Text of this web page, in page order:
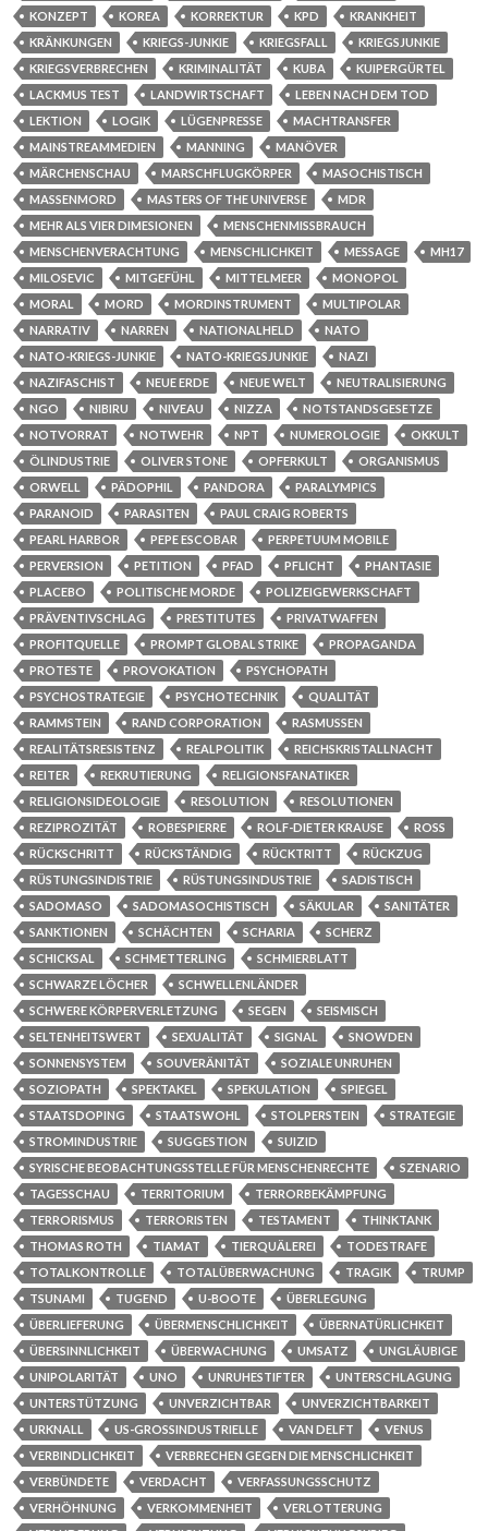
KONZEPT
KOREA KORREKTUR KPD
KRANKHEIT
KRÄNKUNGEN
KRIEGS-JUNKIE KRIEGSFALL
KRIEGSJUNKIE
KRIEGSVERBRECHEN
KRIMINALITÄT KUBA
KUIPERGÜRTEL
LACKMUS TEST
LANDWIRTSCHAFT
LEBEN NACH DEM TOD
LEKTION
LOGIK LÜGENPRESSE
MACHTRANSFER
MAINSTREAMMEDIEN
MANNING
MANÖVER
MÄRCHENSCHAU
MARSCHFLUGKÖRPER
MASOCHISTISCH
MASSENMORD
MASTERS OF THE UNIVERSE
MDR
MEHR ALS VIER DIMESIONEN
MENSCHENMISSBRAUCH
MENSCHENVERACHTUNG
MENSCHLICHKEIT MESSAGE
MH17
MILOSEVIC
MITGEFÜHL MITTELMEER
MONOPOL
MORAL
MORD MORDINSTRUMENT
MULTIPOLAR
NARRATIV
NARREN NATIONALHELD
NATO
NATO-KRIEGS-JUNKIE
NATO-KRIEGSJUNKIE
NAZI
NAZIFASCHIST
NEUE ERDE NEUE WELT
NEUTRALISIERUNG
NGO
NIBIRU NIVEAU NIZZA
NOTSTANDSGESETZE
NOTVORRAT
NOTWEHR NPT NUMEROLOGIE
OKKULT
ÖLINDUSTRIE
OLIVER STONE OPFERKULT
ORGANISMUS
ORWELL
PÄDOPHIL PANDORA
PARALYMPICS
PARANOID
PARASITEN
PAUL CRAIG ROBERTS
PEARL HARBOR
PEPE ESCOBAR
PERPETUUM MOBILE
PERVERSION
PETITION PFAD PFLICHT
PHANTASIE
PLACEBO
POLITISCHE MORDE
POLIZEIGEWERKSCHAFT
PRÄVENTIVSCHLAG
PRESTITUTES
PRIVATWAFFEN
PROFITQUELLE
PROMPT GLOBAL STRIKE
PROPAGANDA
PROTESTE
PROVOKATION
PSYCHOPATH
PSYCHOSTRATEGIE
PSYCHOTECHNIK
QUALITÄT
RAMMSTEIN
RAND CORPORATION
RASMUSSEN
REALITÄTSRESISTENZ
REALPOLITIK
REICHSKRISTALLNACHT
REITER
REKRUTIERUNG
RELIGIONSFANATIKER
RELIGIONSIDEOLOGIE
RESOLUTION
RESOLUTIONEN
REZIPROZITÄT
ROBESPIERRE ROLF-DIETER KRAUSE
ROSS
RÜCKSCHRITT
RÜCKSTÄNDIG RÜCKTRITT
RÜCKZUG
RÜSTUNGSINDISTRIE
RÜSTUNGSINDUSTRIE
SADISTISCH
SADOMASO
SADOMASOCHISTISCH SÄKULAR
SANITÄTER
SANKTIONEN
SCHÄCHTEN SCHARIA
SCHERZ
SCHICKSAL
SCHMETTERLING
SCHMIERBLATT
SCHWARZE LÖCHER
SCHWELLENLÄNDER
SCHWERE KÖRPERVERLETZUNG
SEGEN
SEISMISCH
SELTENHEITSWERT
SEXUALITÄT SIGNAL
SNOWDEN
SONNENSYSTEM
SOUVERÄNITÄT
SOZIALE UNRUHEN
SOZIOPATH
SPEKTAKEL SPEKULATION
SPIEGEL
STAATSDOPING
STAATSWOHL STOLPERSTEIN
STRATEGIE
STROMINDUSTRIE
SUGGESTION
SUIZID
SYRISCHE BEOBACHTUNGSSTELLE FÜR MENSCHENRECHTE
SZENARIO
TAGESSCHAU
TERRITORIUM
TERRORBEKÄMPFUNG
TERRORISMUS
TERRORISTEN TESTAMENT
THINKTANK
THOMAS ROTH
TIAMAT TIERQUÄLEREI
TODESTRAFE
TOTALKONTROLLE
TOTALÜBERWACHUNG TRAGIK
TRUMP
TSUNAMI
TUGEND U-BOOTE
ÜBERLEGUNG
ÜBERLIEFERUNG
ÜBERMENSCHLICHKEIT
ÜBERNATÜRLICHKEIT
ÜBERSINNLICHKEIT
ÜBERWACHUNG UMSATZ
UNGLÄUBIGE
UNIPOLARITÄT
UNO UNRUHESTIFTER
UNTERSCHLAGUNG
UNTERSTÜTZUNG
UNVERZICHTBAR
UNVERZICHTBARKEIT
URKNALL
US-GROSSINDUSTRIELLE VAN DELFT
VENUS
VERBINDLICHKEIT
VERBRECHEN GEGEN DIE MENSCHLICHKEIT
VERBÜNDETE
VERDACHT
VERFASSUNGSSCHUTZ
VERHÖHNUNG
VERKOMMENHEIT
VERLOTTERUNG